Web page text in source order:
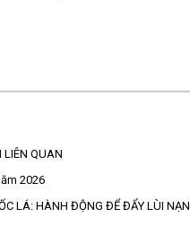
LIÊN QUAN
2026
LÁ: HÀNH ĐỘNG ĐỂ ĐẨY LÙI NẠN